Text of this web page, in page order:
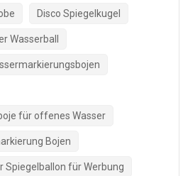
Disco Spiegelkugel
Wasserball
für offenes Wasser
Bojen
Spiegelballon für Werbung